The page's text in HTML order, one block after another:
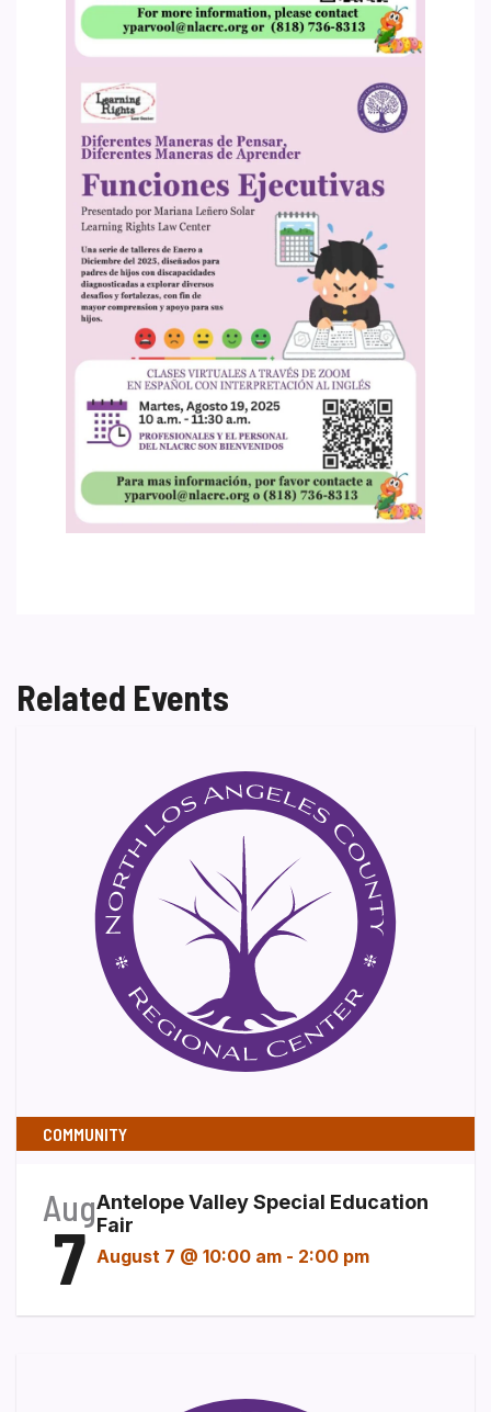
Related Events
COMMUNITY
Aug
7
Antelope Valley Special Education
Fair
August 7 @ 10:00 am - 2:00 pm